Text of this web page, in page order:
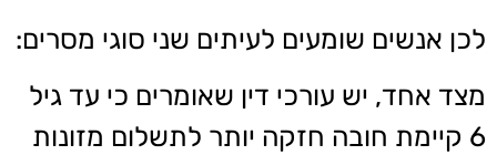
לכן אנשים שומעים לעיתים שני סוגי מסרים:
מצד אחד, יש עורכי דין שאומרים כי עד גיל
6 קיימת חובה חזקה יותר לתשלום מזונות